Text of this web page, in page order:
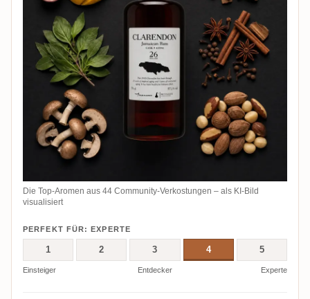
Die Top-Aromen aus 44 Community-Verkostungen – als KI-Bild
visualisiert
PERFEKT FÜR: EXPERTE
1 2 3 4 5
Einsteiger Entdecker Experte